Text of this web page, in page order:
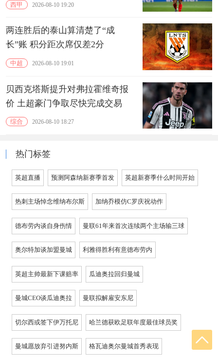
西甲 2026-08-10 19:20
两连胜后的泰山算清楚了“成
长”账 积分距次席仅差2分
中超 2026-08-10 19:01
贝西克塔斯提升对弗拉霍维奇报
价 土超豪门争取尽快完成交易
综合 2026-08-10 18:27
热门标签
英超直播 预测阿森纳新赛季首发 英超新赛季什么时间开始
热刺主场悼念维纳布尔斯 加纳乔模仿C罗庆祝动作
德布劳内谈自身伤情 曼联61年来首次连续两个主场输三球
奥尔特加谈加盟曼城 利雅得胜利有意德布劳内
英超主帅最新下课赔率 瓜迪奥拉回归曼城
曼城CEO谈瓜迪奥拉 曼联拟解雇安东尼
切尔西或签下伊万托尼 哈兰德获欧足联年度最佳球员奖
曼城愿放弃引进努内斯 格瓦迪奥尔曼城首秀表现